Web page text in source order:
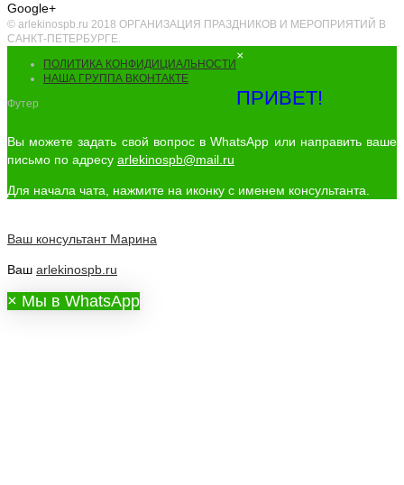
Google+
© arlekinospb.ru 2018 ОРГАНИЗАЦИЯ ПРАЗДНИКОВ И МЕРОПРИЯТИЙ В
САНКТ-ПЕТЕРБУРГЕ.
ПОЛИТИКА КОНФИДИЦИАЛЬНОСТИ
НАША ГРУППА ВКОНТАКТЕ
Футер
×
ПРИВЕТ!
Вы можете задать свой вопрос в WhatsApp или направить ваше
письмо по адресу arlekinospb@mail.ru
Для начала чата, нажмите на иконку с именем консультанта.
Ваш консультант Марина
Ваш arlekinospb.ru
× Мы в WhatsApp